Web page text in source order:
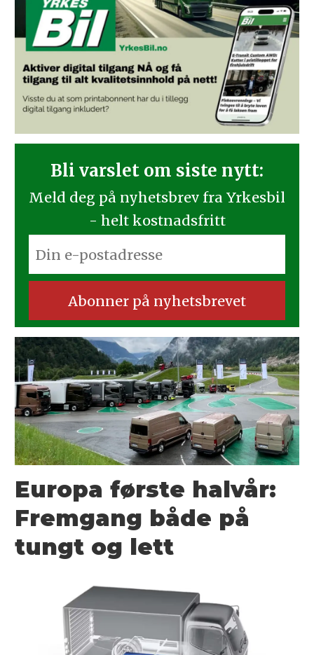
Bli varslet om siste nytt:
Meld deg på nyhetsbrev fra Yrkesbil
- helt kostnadsfritt
Europa første halvår:
Fremgang både på
tungt og lett